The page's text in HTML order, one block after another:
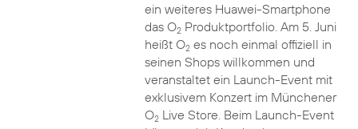
ein weiteres Huawei-Smartphone
das O2Produktportfolio. Am 5. Juni
heißt O2es noch einmal offiziell in
seinen Shops willkommen und
veranstaltet ein Launch-Event mit
exklusivem Konzert im Münchener
O2Live Store. Beim Launch-Event